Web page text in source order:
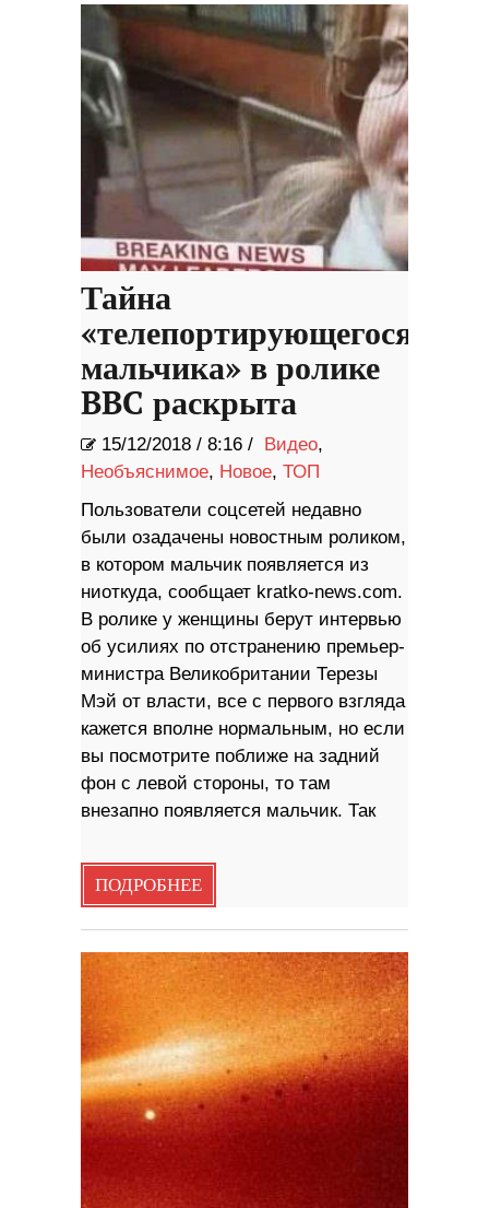
Тайна
«телепортирующегося
мальчика» в ролике
BBC раскрыта
15/12/2018 / 8:16 / Видео,
Необъяснимое, Новое, ТОП
Пользователи соцсетей недавно
были озадачены новостным роликом,
в котором мальчик появляется из
ниоткуда, сообщает kratko-news.com.
В ролике у женщины берут интервью
об усилиях по отстранению премьер-
министра Великобритании Терезы
Мэй от власти, все с первого взгляда
кажется вполне нормальным, но если
вы посмотрите поближе на задний
фон с левой стороны, то там
внезапно появляется мальчик. Так
ПОДРОБНЕЕ